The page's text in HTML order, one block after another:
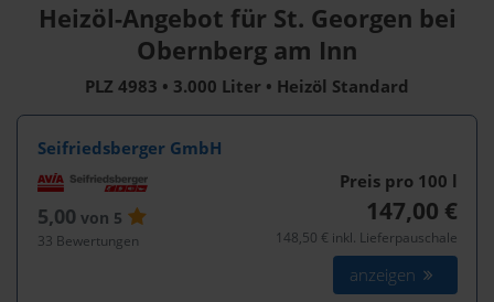
Heizöl-Angebot für St. Georgen bei
Obernberg am Inn
PLZ 4983 • 3.000 Liter • Heizöl Standard
Seifriedsberger GmbH
5,00 von 5
33 Bewertungen
Preis pro 100 l
147,00 €
148,50 € inkl. Lieferpauschale
anzeigen